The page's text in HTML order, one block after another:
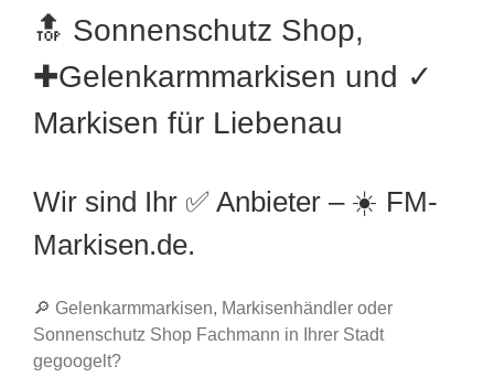
🔝 Sonnenschutz Shop,
✚Gelenkarmmarkisen und ✓
Markisen für Liebenau
Wir sind Ihr ✅ Anbieter – ☀️ FM-
Markisen.de.
🔎 Gelenkarmmarkisen, Markisenhändler oder
Sonnenschutz Shop Fachmann in Ihrer Stadt
gegoogelt?